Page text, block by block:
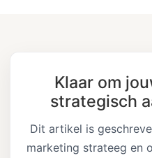
Klaar om
strategisch
Dit artikel is
marketing strateeg en